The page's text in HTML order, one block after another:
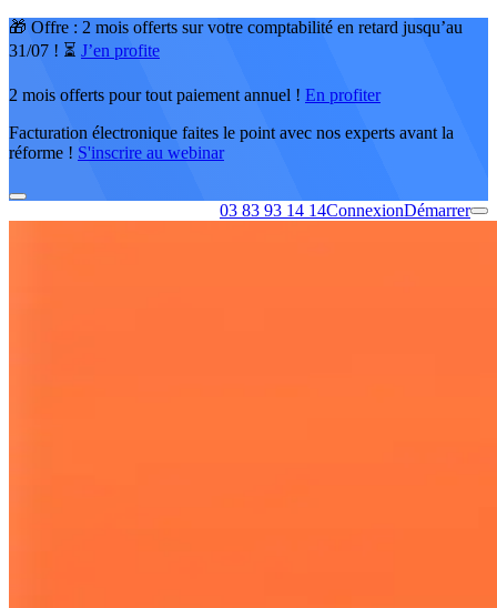
🎁 Offre : 2 mois offerts sur votre comptabilité en retard jusqu’au
31/07 ! ⏳ J’en profite
2 mois offerts pour tout paiement annuel ! En profiter
Facturation électronique faites le point avec nos experts avant la
réforme ! S'inscrire au webinar
03 83 93 14 14ConnexionDémarrer